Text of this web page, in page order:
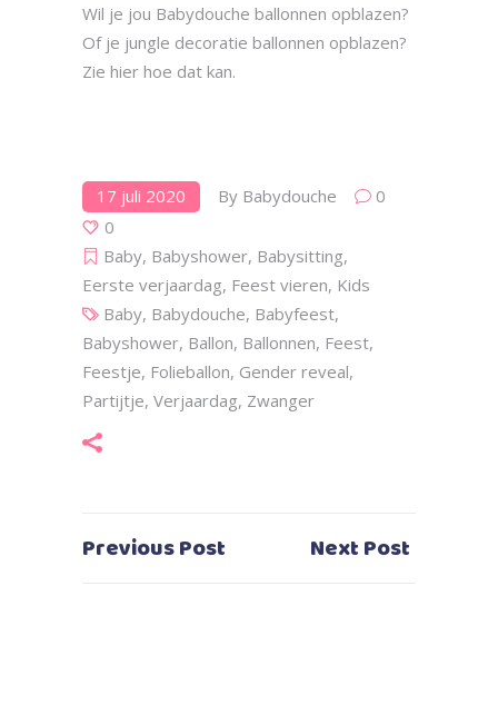
Wil je jou Babydouche ballonnen opblazen?
Of je jungle decoratie ballonnen opblazen?
Zie hier hoe dat kan.
17 juli 2020 By Babydouche
0
0
Baby, Babyshower, Babysitting,
Eerste verjaardag, Feest vieren, Kids
Baby, Babydouche, Babyfeest,
Babyshower, Ballon, Ballonnen, Feest,
Feestje, Folieballon, Gender reveal,
Partijtje, Verjaardag, Zwanger
Previous Post Next Post